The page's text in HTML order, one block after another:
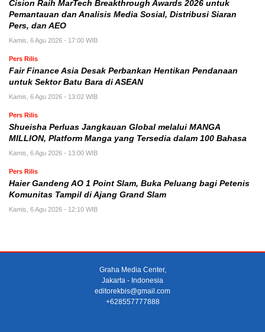
Cision Raih MarTech Breakthrough Awards 2026 untuk
Pemantauan dan Analisis Media Sosial, Distribusi Siaran
Pers, dan AEO
Kamis, 6 Agu 2026 - 17:00 WIB
Pers Rilis
Fair Finance Asia Desak Perbankan Hentikan Pendanaan
untuk Sektor Batu Bara di ASEAN
Kamis, 6 Agu 2026 - 13:02 WIB
Pers Rilis
Shueisha Perluas Jangkauan Global melalui MANGA
MILLION, Platform Manga yang Tersedia dalam 100 Bahasa
Kamis, 6 Agu 2026 - 13:00 WIB
Pers Rilis
Haier Gandeng AO 1 Point Slam, Buka Peluang bagi Petenis
Komunitas Tampil di Ajang Grand Slam
Kamis, 6 Agu 2026 - 12:10 WIB
Graha Media Center,
Jakarta - Indonesia
editorekbis@gmail.com
+628557777888